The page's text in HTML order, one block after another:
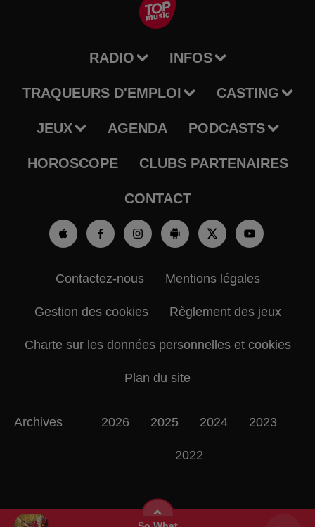
RADIO INFOS
TRAQUEURS D'EMPLOI CASTING
JEUX AGENDA PODCASTS
HOROSCOPE CLUBS PARTENAIRES
CONTACT
Contactez-nous Mentions légales
Gestion des cookies Règlement des jeux
Charte sur les données personnelles et cookies
Plan du site
Archives 2026 2025 2024 2023
2022